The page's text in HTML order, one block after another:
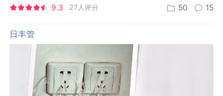
9.3
27人评分 50 15
日丰管